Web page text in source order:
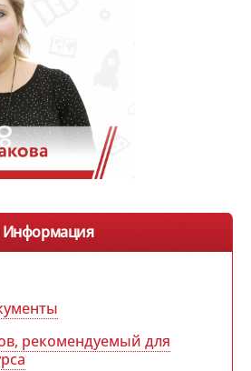
Информация
рекомендуемый для